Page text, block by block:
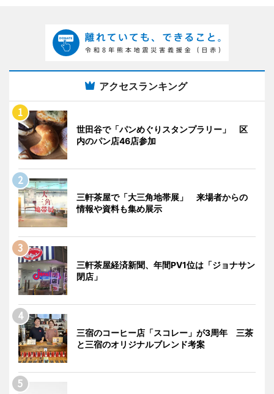
アクセスランキング
世田谷で「パンめぐりスタンプラリー」 区
内のパン店46店参加
三軒茶屋で「大三角地帯展」 来場者からの
情報や資料も集め展示
三軒茶屋経済新聞、年間PV1位は「ジョナサン
閉店」
三宿のコーヒー店「スコレー」が3周年 三茶
と三宿のオリジナルブレンド考案